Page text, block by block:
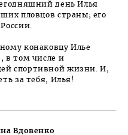
день Илья
пловцов страны; его
конаковцу Илье
в том числе и
спортивной жизни. И,
за тебя, Илья!
Вдовенко